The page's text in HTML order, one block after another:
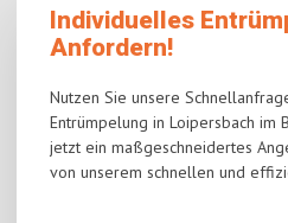
Individuelles
Anfordern!
Nutzen Sie unsere
Entrümpelung in Loipersbach im
jetzt ein maßgeschneidertes
von unserem schnellen und